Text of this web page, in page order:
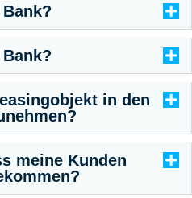
in den
meine Kunden